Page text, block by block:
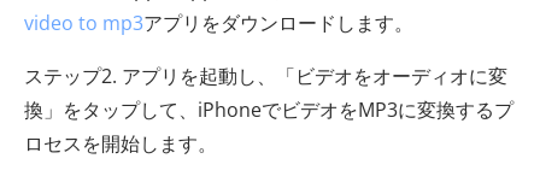
video to mp3アプリをダウンロードします。
ステップ2. アプリを起動し、「ビデオをオーディオに変
換」をタップして、iPhoneでビデオをMP3に変換するプ
ロセスを開始します。